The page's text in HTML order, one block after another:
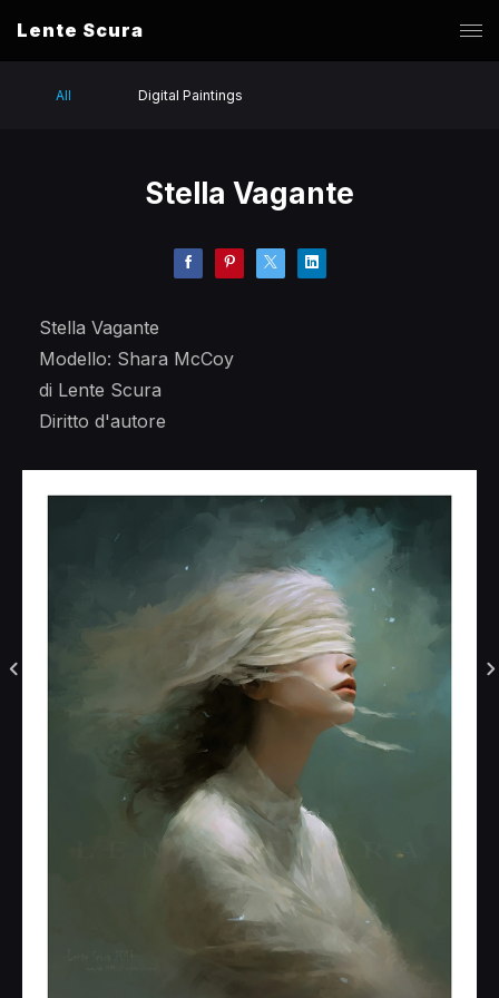
Lente Scura
All Digital Paintings
Stella Vagante
Stella Vagante
Modello: Shara McCoy
di Lente Scura
Diritto d'autore